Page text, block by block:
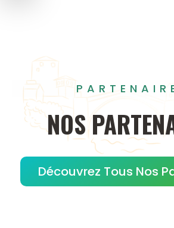
NOS
Découvrez Tous Nos